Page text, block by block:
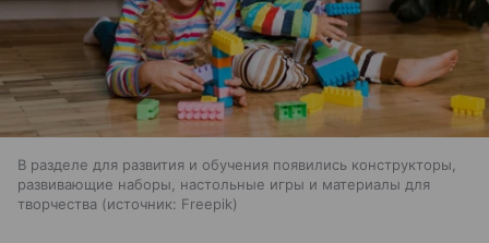
В разделе для развития и обучения появились конструкторы,
развивающие наборы, настольные игры и материалы для
творчества
источник: Freepik